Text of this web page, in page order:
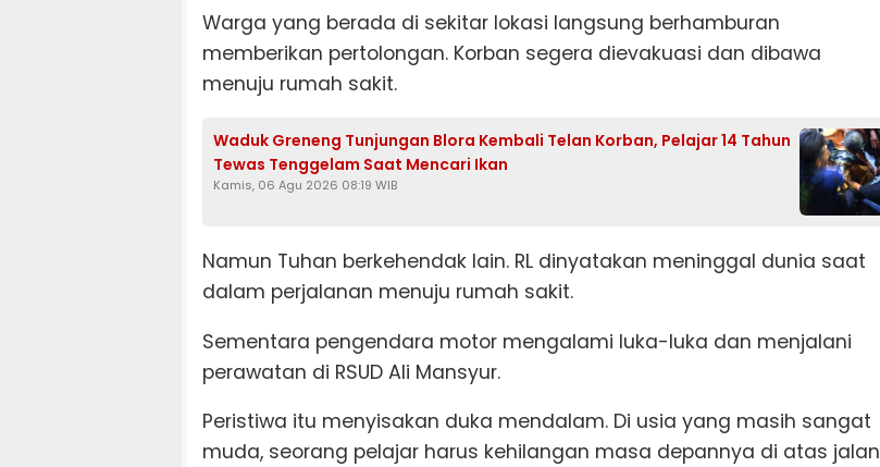
Warga yang berada di sekitar lokasi langsung berhamburan
memberikan pertolongan. Korban segera dievakuasi dan dibawa
menuju rumah sakit.
Waduk Greneng Tunjungan Blora Kembali Telan Korban, Pelajar 14 Tahun
Tewas Tenggelam Saat Mencari Ikan
Kamis, 06 Agu 2026 08:19 WIB
Namun Tuhan berkehendak lain. RL dinyatakan meninggal dunia saat
dalam perjalanan menuju rumah sakit.
Sementara pengendara motor mengalami luka-luka dan menjalani
perawatan di RSUD Ali Mansyur.
Peristiwa itu menyisakan duka mendalam. Di usia yang masih sangat
muda, seorang pelajar harus kehilangan masa depannya di atas jalan